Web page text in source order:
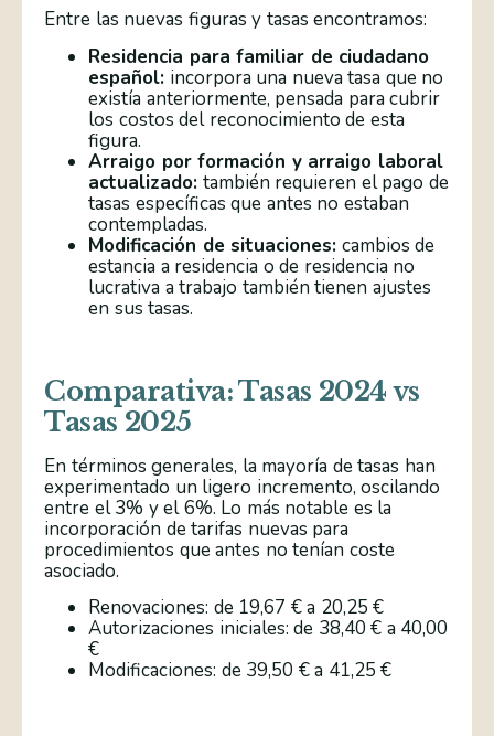
Entre las nuevas figuras y tasas encontramos:
Residencia para familiar de ciudadano
español: incorpora una nueva tasa que no
existía anteriormente, pensada para cubrir
los costos del reconocimiento de esta
figura.
Arraigo por formación y arraigo laboral
actualizado: también requieren el pago de
tasas específicas que antes no estaban
contempladas.
Modificación de situaciones: cambios de
estancia a residencia o de residencia no
lucrativa a trabajo también tienen ajustes
en sus tasas.
Comparativa: Tasas 2024 vs
Tasas 2025
En términos generales, la mayoría de tasas han
experimentado un ligero incremento, oscilando
entre el 3% y el 6%. Lo más notable es la
incorporación de tarifas nuevas para
procedimientos que antes no tenían coste
asociado.
Renovaciones: de 19,67 € a 20,25 €
Autorizaciones iniciales: de 38,40 € a 40,00
€
Modificaciones: de 39,50 € a 41,25 €